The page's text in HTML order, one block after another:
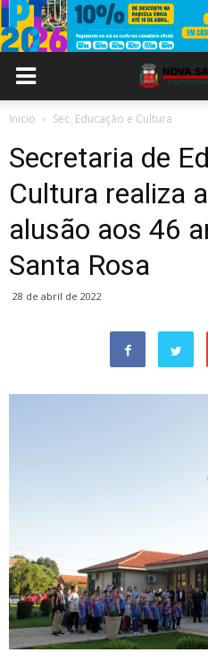
Inicio Sec. Educação e Cultura
Secretaria de
Cultura realiza
alusão aos 46
Santa Rosa
28 de abril de 2022